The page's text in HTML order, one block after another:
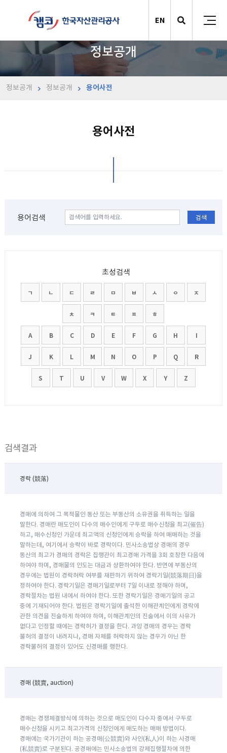
EN
정보공개
정보공개 정보공개 용어사전
용어사전
용어검색 검색
초성검색
ㄱ ㄴ ㄷ ㄹ ㅁ ㅂ ㅅ ㅇ ㅈ
ㅊ ㅋ ㅌ ㅍ ㅎ
A B C D E F G H I
J K L M N O P Q R
S T U V W X Y Z
검색결과
경락 (競落)
경매에 의하여 그 목적물인 동산 또는 부동산의 소유권을 취득하는 일을
말한다. 경매란 매도인이 다수의 매수인에게 구두로 매수신청을 최고(催告)
하고, 매수신청인 가운데 최고액의 신청인에게 승락을 하여 매매하는 것을
말하는데, 여기에서 승락이 바로 경락이다. 민사소송법상 경매의 경우
동산의 최고가 경매의 경락은 집행관이 최고경매 가격을 3회 호창한 다음에
하여야 하며, 경매물의 인도는 대금과 상환하여야 한다. 반면에 부동산의
경우에는 법원이 경락허락 여부를 재판하기 위하여 경락기일(競落期日)을
정하여야 한다. 경락기일은 경매기일로부터 7일 이내로 정해야 하며,
경락절차는 법원 내에서 하여야 한다. 또한 경락기일은 경매기일의 공고
중에 기재되어야 한다. 법원은 경락기일에 출석한 이해관계인에게 경락에
관한 의견을 진술하게 하여야 하며, 이해관계인의 진술에서 이의 사유가
없다고 인정할 때에는 경락허가 결정을 한다. 과잉 경매의 경우는 경락
불허의 결정이 내려지나, 경매 자체를 허락하지 않는 경우가 아닌 한
경락불허의 결정이 있어도 신경매를 행한다.
경매 (競賣, auction)
경매는 경쟁체결방식에 의하는 것으로 매도인이 다수자 중에서 구두로
매수신청을 시키고 최고가격의 신청인에게 매도하는 매매 방법이다.
경매에는 국가기관이 하는 공경매(公競賣)와 사인(私人)이 하는 사경매
(私競賣)로 구분된다. 공경매에는 민사소송법의 강제집행절차에 의한